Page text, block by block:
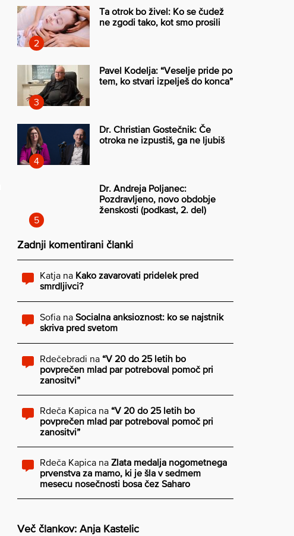
Ta otrok bo živel: Ko se čudež
ne zgodi tako, kot smo prosili
Pavel Kodelja: “Veselje pride po
tem, ko stvari izpelješ do konca”
Dr. Christian Gostečnik: Če
otroka ne izpustiš, ga ne ljubiš
Dr. Andreja Poljanec:
Pozdravljeno, novo obdobje
ženskosti (podkast, 2. del)
Zadnji komentirani članki
Katja na Kako zavarovati pridelek pred
smrdljivci?
Sofia na Socialna anksioznost: ko se najstnik
skriva pred svetom
Rdečebradi na “V 20 do 25 letih bo
povprečen mlad par potreboval pomoč pri
zanositvi”
Rdeča Kapica na “V 20 do 25 letih bo
povprečen mlad par potreboval pomoč pri
zanositvi”
Rdeča Kapica na Zlata medalja nogometnega
prvenstva za mamo, ki je šla v sedmem
mesecu nosečnosti bosa čez Saharo
Več člankov: Anja Kastelic